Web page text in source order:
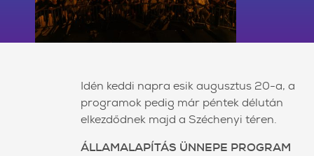
Idén keddi napra esik augusztus 20-a, a
programok pedig már péntek délután
elkezdődnek majd a Széchenyi téren.
ÁLLAMALAPÍTÁS ÜNNEPE PROGRAM